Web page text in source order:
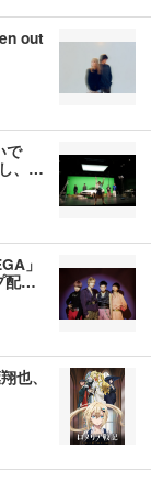
out
で
、…
」
配…
也、